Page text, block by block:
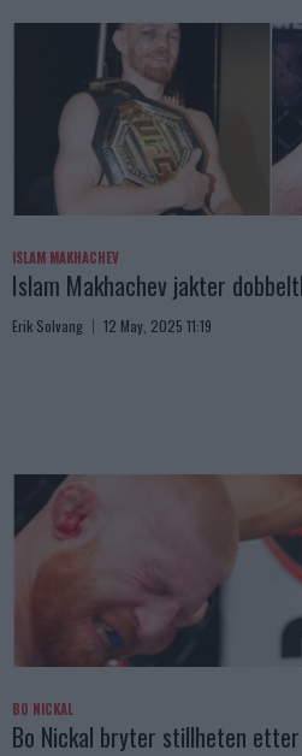
ISLAM MAKHACHEV
Islam Makhachev jakter
Erik Solvang 12 May, 2025 11:19
BO NICKAL
Bo Nickal bryter stillheten etter